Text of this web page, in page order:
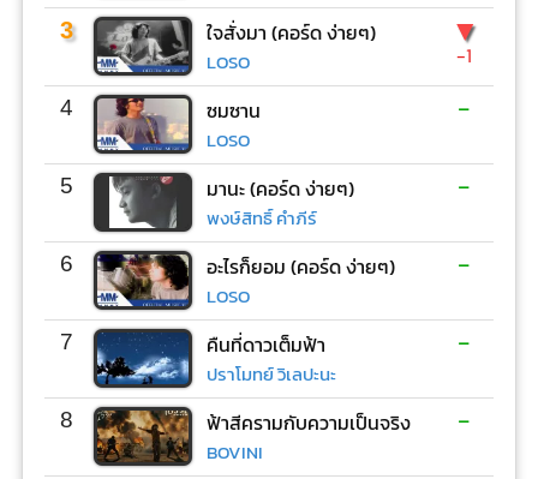
3 ใจสั่งมา (คอร์ด ง่ายๆ)
LOSO
▼
-1
4 ซมซาน
LOSO
-
5 มานะ (คอร์ด ง่ายๆ)
พงษ์สิทธิ์ คำภีร์
-
6 อะไรก็ยอม (คอร์ด ง่ายๆ)
LOSO
-
7 คืนที่ดาวเต็มฟ้า
ปราโมทย์ วิเลปะนะ
-
8 ฟ้าสีครามกับความเป็นจริง
BOVINI
-